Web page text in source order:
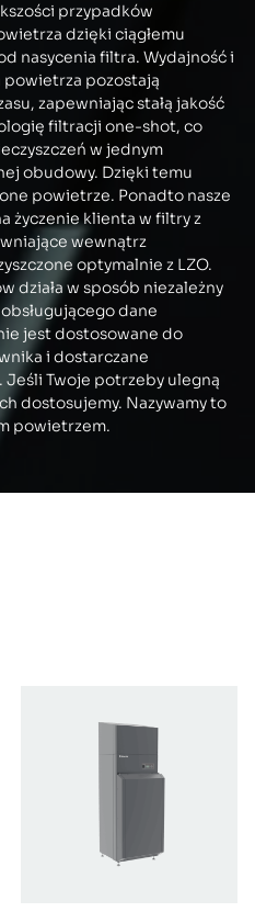
przypadków
dzięki ciągłemu
nasycenia filtra. Wydajność i
powietrza pozostają
zapewniając stałą jakość
filtracji one-shot, co
w jednym
obudowy. Dzięki temu
powietrze. Ponadto nasze
życzenie klienta w filtry z
wewnątrz
optymalnie z LZO.
działa w sposób niezależny
dane
jest dostosowane do
i dostarczane
Jeśli Twoje potrzeby ulegną
dostosujemy. Nazywamy to
powietrzem.